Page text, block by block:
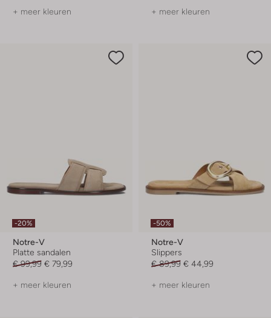
+ meer kleuren + meer kleuren
-20%
Notre-V
Platte sandalen
€ 99,99 € 79,99
+ meer kleuren
-50%
Notre-V
Slippers
€ 89,99 € 44,99
+ meer kleuren